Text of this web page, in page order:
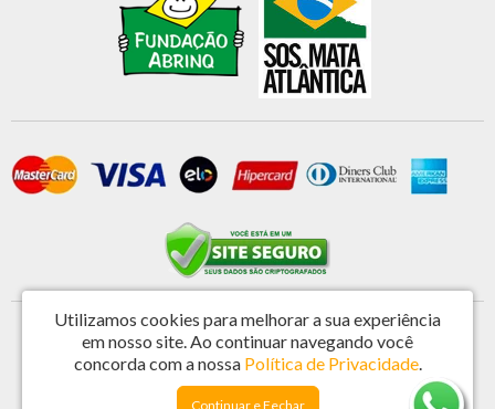
Primatela Tela e Componentes Ltda - CNPJ: 46.572.808/0001-44
Rua Vereador Antonio de Castro 221 - Jardim Nova Espirito Santo - Valinhos / SP -
Utilizamos cookies para melhorar a sua experiência
em nosso site.Ao continuar navegando você
concorda com a nossa Política de Privacidade.
Continuar e Fechar